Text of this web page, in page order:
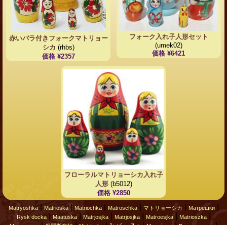
赤いバラ付きフォークマトリョー
シカ (rhbs)
価格 ¥2357
フォーク入れ子人形セット
(umek02)
価格 ¥6421
フローラルマトリョーシカ入れ子
人形(b5012)
価格 ¥2850
Matryoshka| Matrioska| Matriochka| Matroschka| マトリョーシカ Матрешки|
Rysk docka| Maatuska| Matrjosjka| Matrjosjka| Matroesjka| Matrioszka|